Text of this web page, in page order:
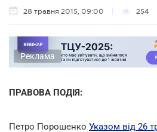
28 травня 2015, 09:00 254
Реклама
ПРАВОВА ПОДІЯ:
Петро Порошенко Указом від 26